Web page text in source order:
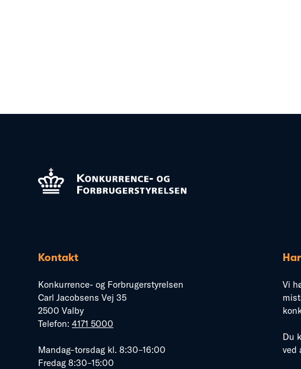
Kontakt
Konkurrence- og Forbrugerstyrelsen
Carl Jacobsens Vej 35
2500 Valby
Telefon: 4171 5000
Mandag–torsdag kl. 8:30–16:00
Fredag 8:30–15:00
Vi
Du
ved